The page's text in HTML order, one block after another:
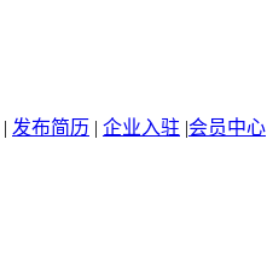
| 发布简历 | 企业入驻 |会员中心